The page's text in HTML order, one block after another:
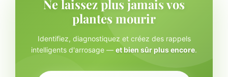
Ne laissez plus jamais vos
plantes mourir
Identifiez, diagnostiquez et créez des rappels
intelligents d'arrosage — et bien sûr plus encore.